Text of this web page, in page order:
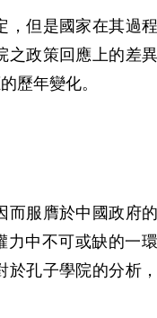
但是國家在其過
政策回應上的差
歷年變化。
服膺於中國政府
中不可或缺的一
孔子學院的分析